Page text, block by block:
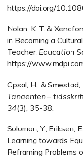
https://doi.org/
Nolan, K. T. &
in Becoming a
Teacher. Education
https://
Opsal, H., &
Tangenten –
34(3), 35-38.
Solomon, Y., Eriksen,
Learning towards
Reframing Problems